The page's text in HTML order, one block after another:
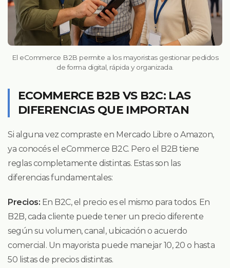
El eCommerce B2B permite a los mayoristas gestionar pedidos
de forma digital, rápida y organizada.
ECOMMERCE B2B VS B2C: LAS
DIFERENCIAS QUE IMPORTAN
Si alguna vez compraste en Mercado Libre o Amazon,
ya conocés el eCommerce B2C. Pero el B2B tiene
reglas completamente distintas. Estas son las
diferencias fundamentales:
Precios: En B2C, el precio es el mismo para todos. En
B2B, cada cliente puede tener un precio diferente
según su volumen, canal, ubicación o acuerdo
comercial. Un mayorista puede manejar 10, 20 o hasta
50 listas de precios distintas.